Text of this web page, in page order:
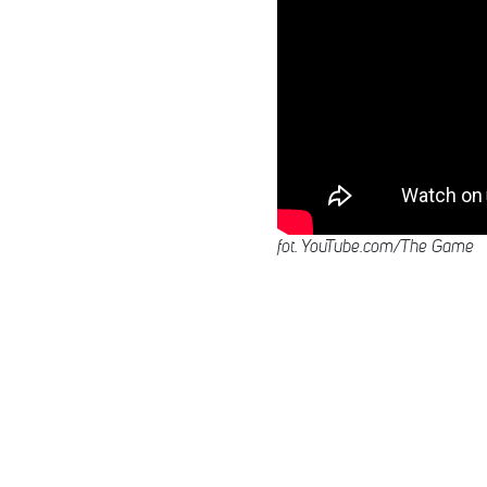
fot. YouTube.com/The Game